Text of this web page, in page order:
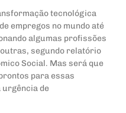
tecnológica
empregos no mundo até
algumas profissões
segundo relatório
Social. Mas será que
para essas
urgência de